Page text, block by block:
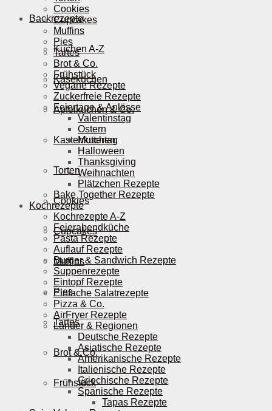
Backrezepte
Kuchen A-Z
Käsekuchen
Apfelkuchen & Co.
Kastenkuchen
Torten
Cookies
Cupcakes
Muffins
Pies
Tartes
Brot & Co.
Frühstück
Cookies
Cupcakes
Muffins
Pies
Tartes
Brot & Co.
Frühstück
Vegane Rezepte
Zuckerfreie Rezepte
Feiertage & Anlässe
Valentinstag
Ostern
Muttertag
Halloween
Thanksgiving
Weihnachten
Plätzchen Rezepte
Bake Together Rezepte
Kochrezepte
Kochrezepte A-Z
Feierabendküche
Pasta Rezepte
Auflauf Rezepte
Burger & Sandwich Rezepte
Suppenrezepte
Eintopf Rezepte
Einfache Salatrezepte
Pizza & Co.
AirFryer Rezepte
Länder & Regionen
Deutsche Rezepte
Asiatische Rezepte
Amerikanische Rezepte
Italienische Rezepte
Griechische Rezepte
Spanische Rezepte
Tapas Rezepte